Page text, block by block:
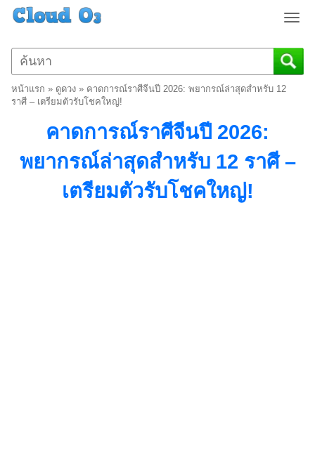
T
g
g
หน้าแรก » ดูดวง » คาดการณ์ราศีจีนปี 2026: พยากรณ์ล่าสุดสำหรับ 12
ราศี – เตรียมตัวรับโชคใหญ่!
คาดการณ์ราศีจีนปี 2026:
พยากรณ์ล่าสุดสำหรับ 12 ราศี –
เตรียมตัวรับโชคใหญ่!